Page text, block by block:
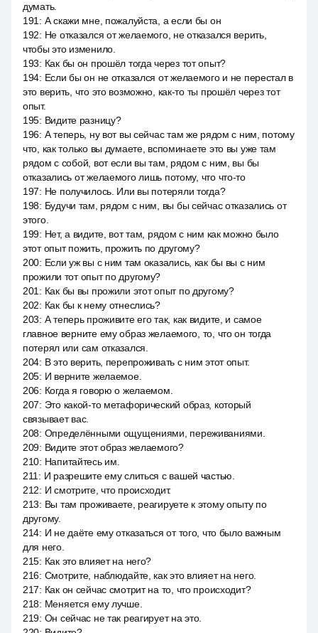
думать.
191 : А скажи мне, пожалуйста, а если бы он
192: Не отказался от желаемого, не отказался верить,
чтобы это изменило.
193: Как бы он прошёл тогда через тот опыт?
194: Если бы он не отказался от желаемого и не перестал в
это верить, что это возможно, как-то ты прошёл через тот
опыт.
195: Видите разницу?
196: А теперь, ну вот вы сейчас там же рядом с ним, потому
что, как только вы думаете, вспоминаете это вы уже там
рядом с собой, вот если вы там, рядом с ним, вы бы
отказались от желаемого лишь потому, что что-то
197: Не получилось. Или вы потеряли тогда?
198: Будучи там, рядом с ним, вы бы сейчас отказались от
этого.
199: Нет, а видите, вот там, рядом с ним как можно было
этот опыт пожить, прожить по другому?
200: Если уж вы с ним там оказались, как бы вы с ним
прожили тот опыт по другому?
201 : Как бы вы прожили этот опыт по другому?
202: Как бы к нему отнеслись?
203: А теперь проживите его так, как видите, и самое
главное верните ему образ желаемого, то, что он тогда
потерял или сам отказался.
204: В это верить, перепроживать с ним этот опыт.
205: И верните желаемое.
206: Когда я говорю о желаемом.
207: Это какой-то метафорический образ, который
связывает вас.
208: Определёнными ощущениями, переживаниями.
209: Видите этот образ желаемого?
210: Напитайтесь им.
211 : И разрешите ему слиться с вашей частью.
212: И смотрите, что происходит.
213: Вы там проживаете, реагируете к этому опыту по
другому.
214: И не даёте ему отказаться от того, что было важным
для него.
215: Как это влияет на него?
216: Смотрите, наблюдайте, как это влияет на него.
217: Как он сейчас смотрит на то, что происходит?
218: Меняется ему лучше.
219: Он сейчас не так реагирует на это.